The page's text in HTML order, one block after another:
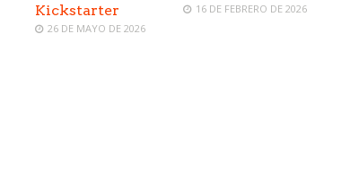
Kickstarter
26 DE MAYO DE 2026
16 DE FEBRERO DE 2026